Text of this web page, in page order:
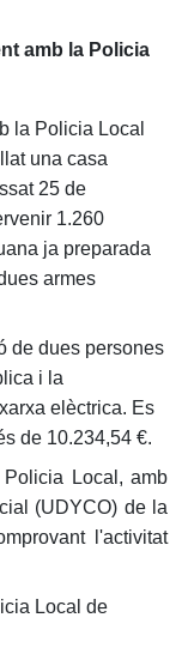
amb la Policia
la Policia Local
una casa
25 de
1.260
ja preparada
armes
de dues persones
i la
elèctrica. Es
de 10.234,54 €.
Local, amb
(UDYCO) de la
l'activitat
Local de